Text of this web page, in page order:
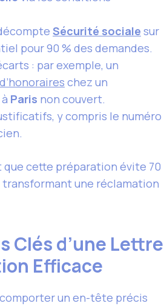
Sécurité sociale sur
pour 90 % des demandes.
: par exemple, un
chez un
Paris non couvert.
y compris le numéro
que cette préparation évite 70
une réclamation
Clés d’une Lettre
Efficace
un en-tête précis